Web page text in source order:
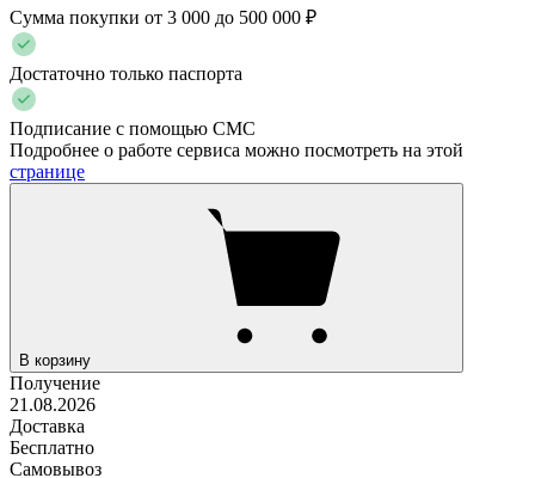
Сумма покупки от 3 000 до 500 000 ₽
Достаточно только паспорта
Подписание с помощью СМС
Подробнее о работе сервиса можно посмотреть на этой
странице
В корзину
Получение
21.08.2026
Доставка
Бесплатно
Самовывоз